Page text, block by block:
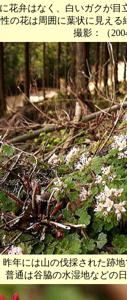
弁はなく、白いガクが目
の花は周囲に葉状に見え
撮影：（
には山の伐採された跡地
水湿地などの日陰地